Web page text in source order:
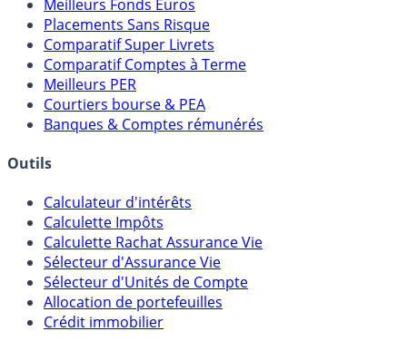
Meilleures Assurances-Vie
Meilleurs Fonds Euros
Placements Sans Risque
Comparatif Super Livrets
Comparatif Comptes à Terme
Meilleurs PER
Courtiers bourse & PEA
Calculateur d'intérêts
Calculette Impôts
Calculette Rachat Assurance Vie
Sélecteur d'Assurance Vie
Sélecteur d'Unités de Compte
Allocation de portefeuilles